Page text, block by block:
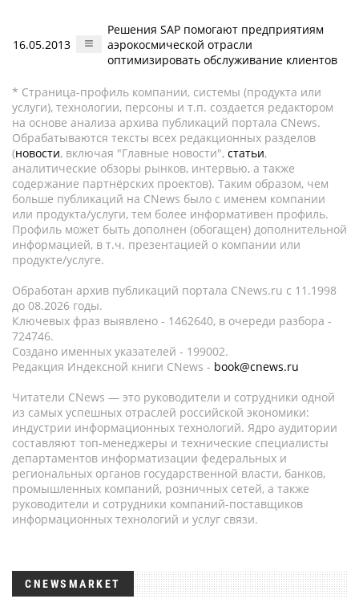
16.05.2013
Решения SAP помогают предприятиям
аэрокосмической отрасли
оптимизировать обслуживание клиентов
* Страница-профиль компании, системы (продукта или
услуги), технологии, персоны и т.п. создается редактором
на основе анализа архива публикаций портала CNews.
Обрабатываются тексты всех редакционных разделов
(новости, включая "Главные новости", статьи,
аналитические обзоры рынков, интервью, а также
содержание партнёрских проектов). Таким образом, чем
больше публикаций на CNews было с именем компании
или продукта/услуги, тем более информативен профиль.
Профиль может быть дополнен (обогащен) дополнительной
информацией, в т.ч. презентацией о компании или
продукте/услуге.
Обработан архив публикаций портала CNews.ru c 11.1998
до 08.2026 годы.
Ключевых фраз выявлено - 1462640, в очереди разбора -
724746.
Создано именных указателей - 199002.
Редакция Индексной книги CNews - book@cnews.ru
Читатели CNews — это руководители и сотрудники одной
из самых успешных отраслей российской экономики:
индустрии информационных технологий. Ядро аудитории
составляют топ-менеджеры и технические специалисты
департаментов информатизации федеральных и
региональных органов государственной власти, банков,
промышленных компаний, розничных сетей, а также
руководители и сотрудники компаний-поставщиков
информационных технологий и услуг связи.
CNEWSMARKET